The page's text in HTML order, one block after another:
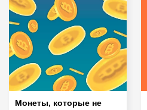
Монеты, которые не